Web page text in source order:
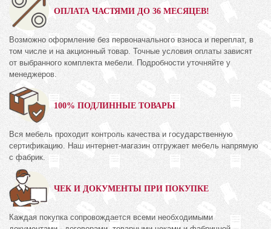
ОПЛАТА ЧАСТЯМИ ДО 36 МЕСЯЦЕВ!
Возможно оформление без первоначального взноса и переплат, в
том числе и на акционный товар. Точные условия оплаты зависят
от выбранного комплекта мебели. Подробности уточняйте у
менеджеров.
100% ПОДЛИННЫЕ ТОВАРЫ
Вся мебель проходит контроль качества и государственную
сертификацию. Наш интернет-магазин отгружает мебель напрямую
с фабрик.
ЧЕК И ДОКУМЕНТЫ ПРИ ПОКУПКЕ
Каждая покупка сопровождается всеми необходимыми